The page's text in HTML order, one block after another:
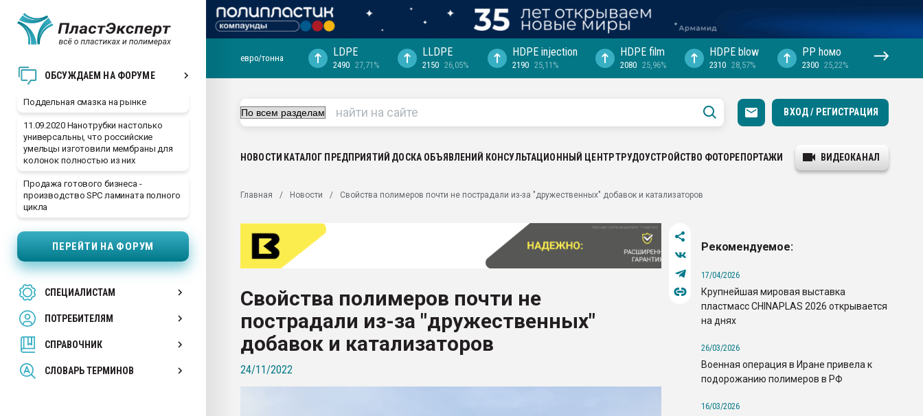
ОБСУЖДАЕМ НА ФОРУМЕ
Поддельная смазка на рынке
11.09.2020 Нанотрубки настолько
универсальны, что российские
умельцы изготовили мембраны для
колонок полностью из них
Продажа готового бизнеса -
производство SPC ламината полного
цикла
ПЕРЕЙТИ НА ФОРУМ
СПЕЦИАЛИСТАМ
ПОТРЕБИТЕЛЯМ
СПРАВОЧНИК
СЛОВАРЬ ТЕРМИНОВ
ближайшее подмосковье, с.-в.
Подмосковье, Москва
первый план в переработке
28.07.2026 "Технониколь" довольна
Всё, что касается выдува ПЭТ
Материал поверхности пуансона для
Продам отходы Композиция
поликарбоната и АБС-пластика
Armaloy PC/ABS-1IM черный цвет
ПЕРЕЙТИ НА ФОРУМ
евро/тонна LDPE
2490 27,71%
LLDPE
2150 26,05%
HDPE injection
2190 25,11%
HDPE film
2080 25,96%
HDPE blow
2310 28,57%
PP hомо
2300 25,22%
ВХОД / РЕГИСТРАЦИЯ
НОВОСТИ КАТАЛОГ ПРЕДПРИЯТИЙ ДОСКА ОБЪЯВЛЕНИЙ КОНСУЛЬТАЦИОННЫЙ ЦЕНТРТРУДОУСТРОЙСТВО ФОТОРЕПОРТАЖИ ВИДЕОКАНАЛ
Главная Новости Свойства полимеров почти не пострадали из-за "дружественных" добавок и катализаторов
Свойства полимеров почти не
пострадали из-за "дружественных"
добавок и катализаторов
24/11/2022
Рекомендуемое:
17/04/2026
Крупнейшая мировая выставка
пластмасс CHINAPLAS 2026 открывается
на днях
26/03/2026
Военная операция в Иране привела к
подорожанию полимеров в РФ
16/03/2026